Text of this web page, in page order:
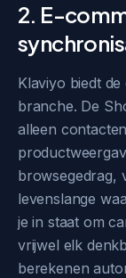
2. E-
Klaviyo biedt
branche. De
alleen
browsegedrag,
levenslange
je in staat om
vrijwel elk
berekenen